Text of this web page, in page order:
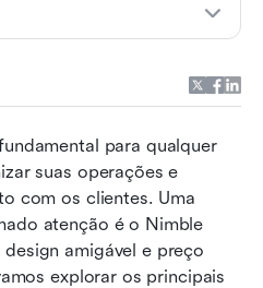
para qualquer
suas operações e
com os clientes. Uma
atenção é o Nimble
amigável e preço
explorar os principais
geral de preços do
CRM em detalhes
sobre uma solução